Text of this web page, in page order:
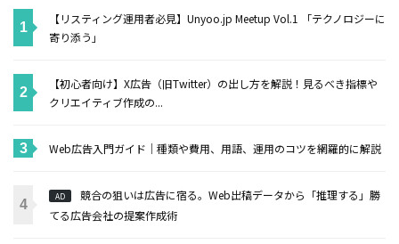
【リスティング運用者必見】Unyoo.jp Meetup Vol.1 「テクノロジーに
寄り添う」
【初心者向け】X広告（旧Twitter）の出し方を解説！見るべき指標や
クリエイティブ作成の...
Web広告入門ガイド｜種類や費用、用語、運用のコツを網羅的に解説
AD
競合の狙いは広告に宿る。Web出稿データから「推理する」勝
てる広告会社の提案作成術